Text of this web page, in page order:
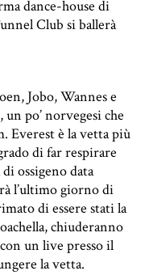
dance-house di
Club si ballerà
Jobo, Wannes e
po’ norvegesi che
Everest è la vetta più
di far respirare
ossigeno data
l’ultimo giorno di
di essere stati la
chiuderanno
un live presso il
la vetta.